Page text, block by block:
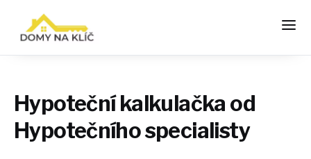
Hypoteční kalkulačka od
Hypotečního specialisty